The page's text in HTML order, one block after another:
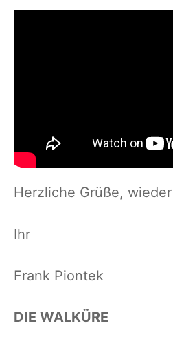
Herzliche Grüße,
Ihr
Frank Piontek
DIE WALKÜRE